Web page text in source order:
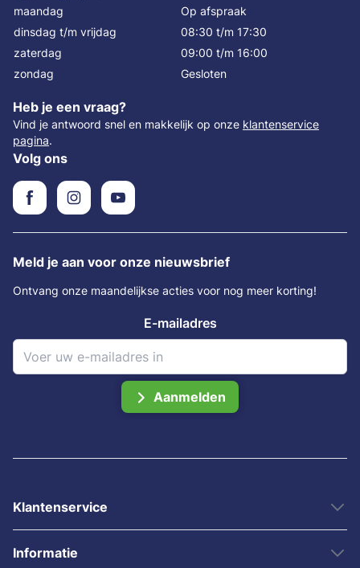
maandag
Op afspraak
dinsdag t/m vrijdag
08:30 t/m 17:30
zaterdag
09:00 t/m 16:00
zondag
Gesloten
Heb je een vraag?
Vind je antwoord snel en makkelijk op onze klantenservice
pagina.
Volg ons
Meld je aan voor onze nieuwsbrief
Ontvang onze maandelijkse acties voor nog meer korting!
E-mailadres
Aanmelden
Klantenservice
Informatie